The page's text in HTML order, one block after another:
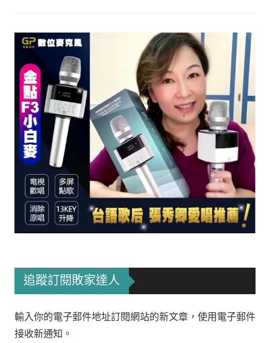
追蹤訂閱敗家達人
輸入你的電子郵件地址訂閱網站的新文章，使用電子郵件
接收新通知。